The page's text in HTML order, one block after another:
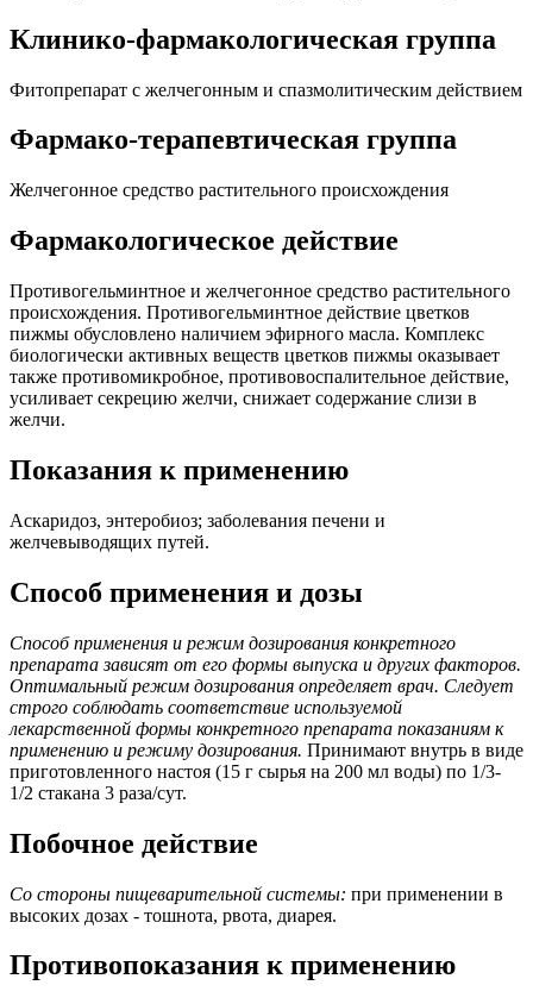
Клинико-фармакологическая группа
Фитопрепарат с желчегонным и спазмолитическим действием
Фармако-терапевтическая группа
Желчегонное средство растительного происхождения
Фармакологическое действие
Противогельминтное и желчегонное средство растительного
происхождения. Противогельминтное действие цветков
пижмы обусловлено наличием эфирного масла. Комплекс
биологически активных веществ цветков пижмы оказывает
также противомикробное, противовоспалительное действие,
усиливает секрецию желчи, снижает содержание слизи в
желчи.
Показания к применению
Аскаридоз, энтеробиоз; заболевания печени и
желчевыводящих путей.
Способ применения и дозы
Способ применения и режим дозирования конкретного
препарата зависят от его формы выпуска и других факторов.
Оптимальный режим дозирования определяет врач. Следует
строго соблюдать соответствие используемой
лекарственной формы конкретного препарата показаниям к
применению и режиму дозирования. Принимают внутрь в виде
приготовленного настоя (15 г сырья на 200 мл воды) по 1/3-
1/2 стакана 3 раза/сут.
Побочное действие
Со стороны пищеварительной системы: при применении в
высоких дозах - тошнота, рвота, диарея.
Противопоказания к применению